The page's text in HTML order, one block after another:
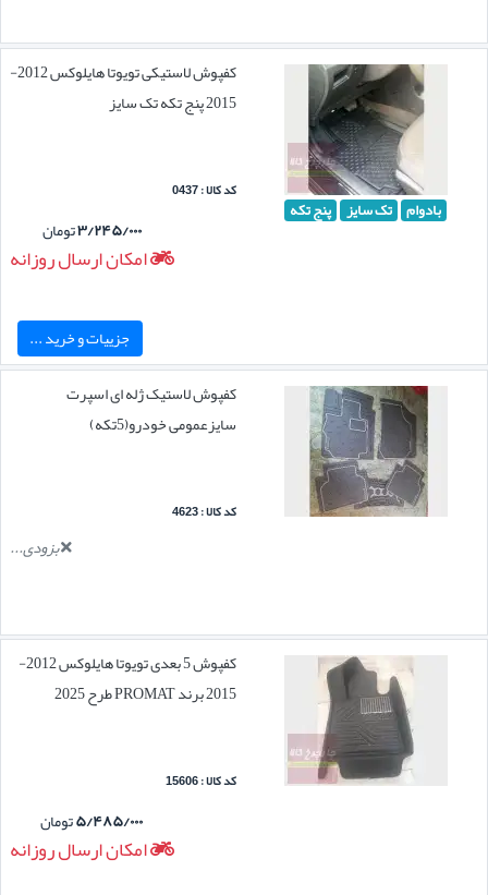
بادوام تک سایز پنج تکه
کفپوش لاستیکی تویوتا هایلوکس 2012-
2015 پنج تکه تک سایز
کد کالا : 0437
۳/۲۴۵/۰۰۰تومان
امکان ارسال روزانه
جزییات و خرید ...
کفپوش لاستیک ژله ای اسپرت
سایزعمومی خودرو(5تکه)
کد کالا : 4623
بزودی...
کفپوش 5 بعدی تویوتا هایلوکس 2012-
2015 برند PROMAT طرح 2025
کد کالا : 15606
۵/۴۸۵/۰۰۰تومان
امکان ارسال روزانه